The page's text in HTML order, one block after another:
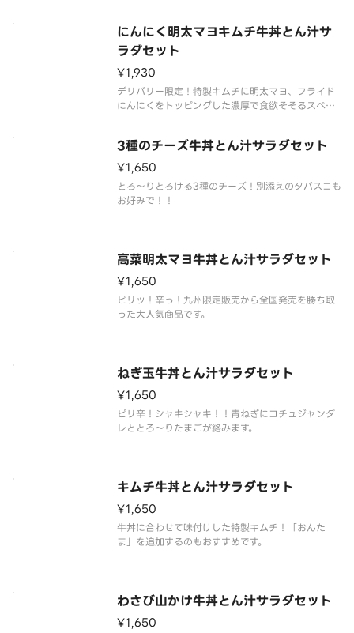
にんにく明太マヨキムチ牛丼とん汁サ
ラダセット
¥1,930
デリバリー限定！特製キムチに明太マヨ、フライド
にんにくをトッピングした濃厚で食欲そそるスペシ
3種のチーズ牛丼とん汁サラダセット
¥1,650
とろ～りとろける3種のチーズ！別添えのタバスコも
お好みで！！
高菜明太マヨ牛丼とん汁サラダセット
¥1,650
ピリッ！辛っ！九州限定販売から全国発売を勝ち取
った大人気商品です。
ねぎ玉牛丼とん汁サラダセット
¥1,650
ピリ辛！シャキシャキ！！青ねぎにコチュジャンダ
レととろ～りたまごが絡みます。
キムチ牛丼とん汁サラダセット
¥1,650
牛丼に合わせて味付けした特製キムチ！「おんた
ま」を追加するのもおすすめです。
わさび山かけ牛丼とん汁サラダセット
¥1,650